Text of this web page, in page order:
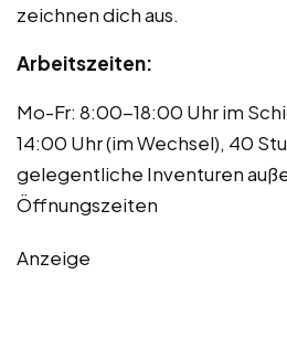
zeichnen dich aus.
Arbeitszeiten:
Mo-Fr: 8:00-18:00 Uhr im
14:00 Uhr (im Wechsel), 40
gelegentliche Inventuren
Öffnungszeiten
Anzeige